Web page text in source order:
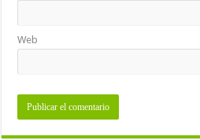
Web